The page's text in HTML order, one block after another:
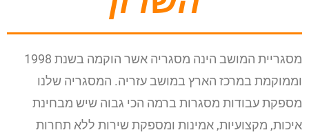
מסגריית המושב הינה מסגריה אשר הוקמה בשנת 1998
וממוקמת במרכז הארץ במושב עזריה. המסגריה שלנו
מספקת עבודות מסגרות ברמה הכי גבוה שיש מבחינת
איכות, מקצועיות, אמינות ומספקת שירות ללא תחרות